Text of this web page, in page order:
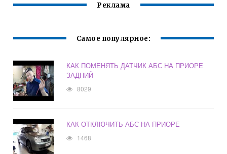
Реклама
Самое популярное:
КАК ПОМЕНЯТЬ ДАТЧИК АБС НА ПРИОРЕ
ЗАДНИЙ
8029
КАК ОТКЛЮЧИТЬ АБС НА ПРИОРЕ
1468